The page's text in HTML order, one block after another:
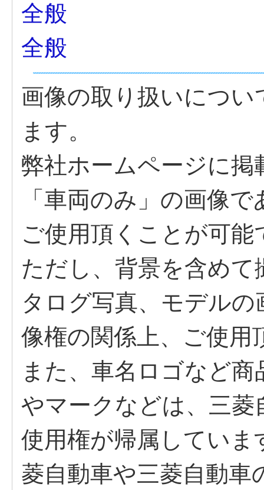
全般
全般
画像の取り扱いにつ
ます。
弊社ホームページに
「車両のみ」の画像
ご使用頂くことが可能
ただし、背景を含め
タログ写真、モデル
像権の関係上、ご使
また、車名ロゴなど
やマークなどは、三
使用権が帰属してい
菱自動車や三菱自動車